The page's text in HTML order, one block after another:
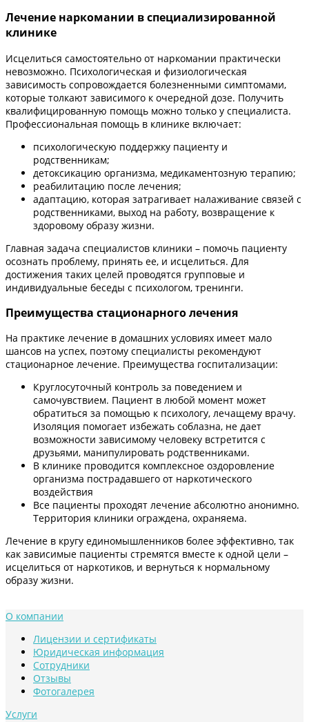
Лечение наркомании в специализированной
клинике
Исцелиться самостоятельно от наркомании практически
невозможно. Психологическая и физиологическая
зависимость сопровождается болезненными симптомами,
которые толкают зависимого к очередной дозе. Получить
квалифицированную помощь можно только у специалиста.
Профессиональная помощь в клинике включает:
психологическую поддержку пациенту и
родственникам;
детоксикацию организма, медикаментозную терапию;
реабилитацию после лечения;
адаптацию, которая затрагивает налаживание связей с
родственниками, выход на работу, возвращение к
здоровому образу жизни.
Главная задача специалистов клиники – помочь пациенту
осознать проблему, принять ее, и исцелиться. Для
достижения таких целей проводятся групповые и
индивидуальные беседы с психологом, тренинги.
Преимущества стационарного лечения
На практике лечение в домашних условиях имеет мало
шансов на успех, поэтому специалисты рекомендуют
стационарное лечение. Преимущества госпитализации:
Круглосуточный контроль за поведением и
самочувствием. Пациент в любой момент может
обратиться за помощью к психологу, лечащему врачу.
Изоляция помогает избежать соблазна, не дает
возможности зависимому человеку встретится с
друзьями, манипулировать родственниками.
В клинике проводится комплексное оздоровление
организма пострадавшего от наркотического
воздействия
Все пациенты проходят лечение абсолютно анонимно.
Территория клиники ограждена, охраняема.
Лечение в кругу единомышленников более эффективно, так
как зависимые пациенты стремятся вместе к одной цели –
исцелиться от наркотиков, и вернуться к нормальному
образу жизни.
О компании
Лицензии и сертификаты
Юридическая информация
Сотрудники
Отзывы
Фотогалерея
Услуги